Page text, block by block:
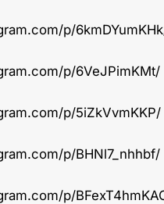
p/
p/6VeJPimKMt/
p/5iZkVvmKKP/
p/BHNl7_nhhbf/
p/